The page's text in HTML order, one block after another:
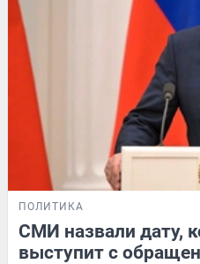
ПОЛИТИКА
СМИ назвали дату,
выступит с